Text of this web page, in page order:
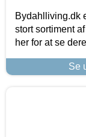
Bydahlliving.dk
stort sortiment
her for at se
Se